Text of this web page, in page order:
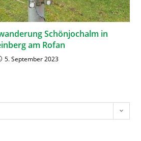
Schönjochalm in
am Rofan
5. September 2023